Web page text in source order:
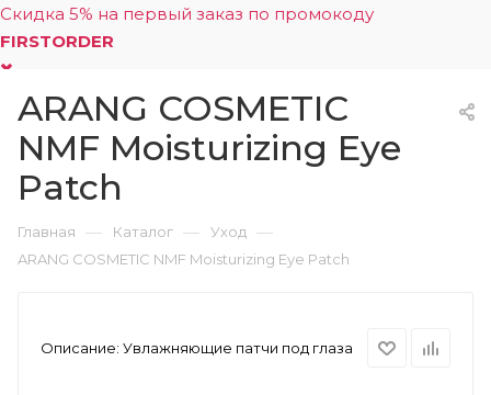
Скидка 5% на первый заказ по промокоду
FIRSTORDER
0
ARANG COSMETIC
NMF Moisturizing Eye
Patch
Главная — Каталог — Уход —
ARANG COSMETIC NMF Moisturizing Eye Patch
Описание: Увлажняющие патчи под глаза